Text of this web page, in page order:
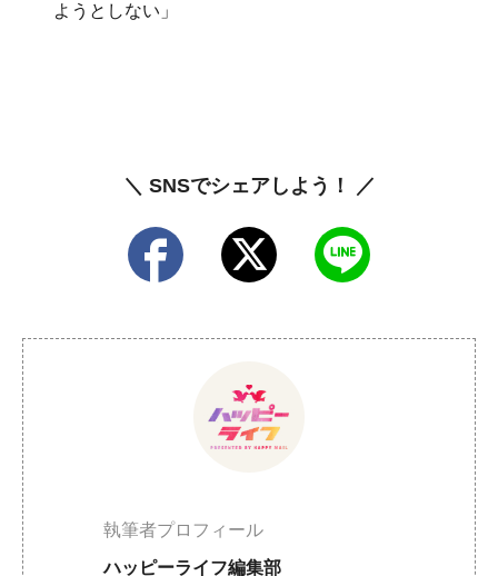
ようとしない」
＼ SNSでシェアしよう！ ／
執筆者プロフィール
ハッピーライフ編集部